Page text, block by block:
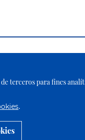
terceros para fines
.